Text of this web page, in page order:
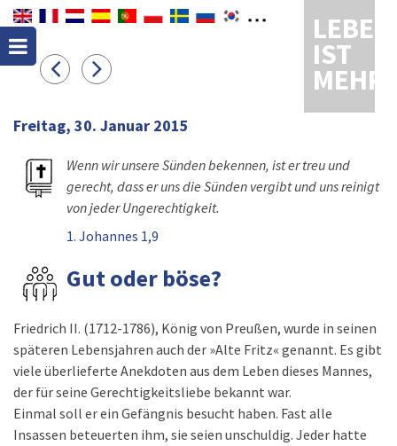
LEBEN
IST
MEHR
Freitag, 30. Januar 2015
Wenn wir unsere Sünden bekennen, ist er treu und
gerecht, dass er uns die Sünden vergibt und uns reinigt
von jeder Ungerechtigkeit.
1. Johannes 1,9
Gut oder böse?
Friedrich II. (1712-1786), König von Preußen, wurde in seinen
späteren Lebensjahren auch der »Alte Fritz« genannt. Es gibt
viele überlieferte Anekdoten aus dem Leben dieses Mannes,
der für seine Gerechtigkeitsliebe bekannt war.
Einmal soll er ein Gefängnis besucht haben. Fast alle
Insassen beteuerten ihm, sie seien unschuldig. Jeder hatte